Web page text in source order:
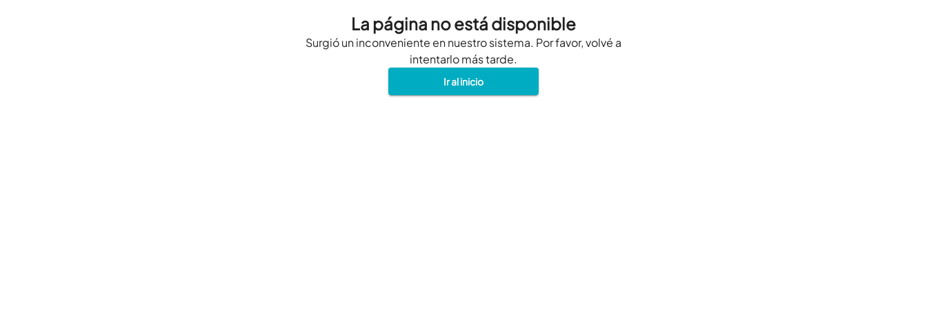
La página no está disponible
Surgió un inconveniente en nuestro sistema. Por favor, volvé a
intentarlo más tarde.
Ir al inicio